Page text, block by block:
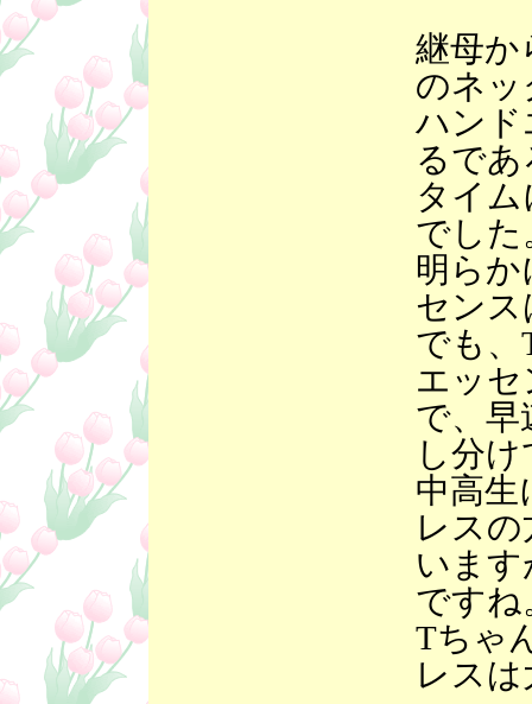
継母か
のネ
ハンド
るで
タイ
でした
明らか
センス
でも、
エッ
で、早
し分
中高生
レス
いま
ですね
Tちゃ
レス